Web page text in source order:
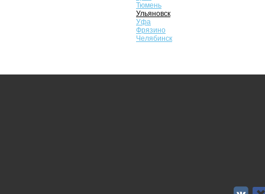
Тюмень
Ульяновск
Уфа
Фрязино
Челябинск